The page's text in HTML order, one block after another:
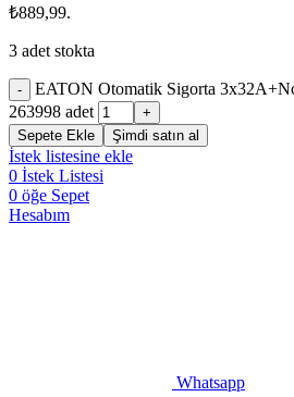
₺889,99.
3 adet stokta
EATON Otomatik Sigorta
263998 adet
Sepete Ekle Şimdi satın al
İstek listesine ekle
0 İstek Listesi
0 öğe Sepet
Hesabım
Whatsapp